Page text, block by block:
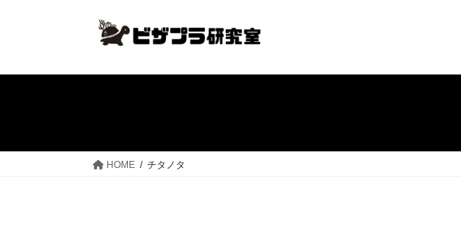
HOME チタノタ